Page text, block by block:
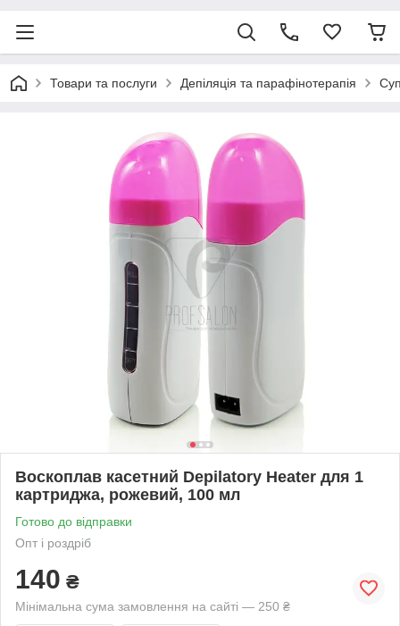
Товари та послуги Депіляція та парафінотерапія
Воскоплав касетний Depilatory Heater для 1
картриджа, рожевий, 100 мл
Готово до відправки
Опт і роздріб
140 ₴
Мінімальна сума замовлення на сайті — 250 ₴